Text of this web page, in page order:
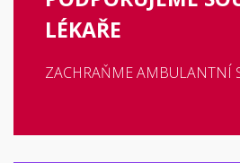
LÉKAŘE
ZACHRAŇME AMBULANTNÍ